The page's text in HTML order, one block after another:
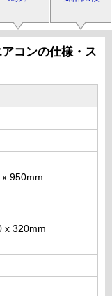
コンの仕様・ス
950mm
x 320mm